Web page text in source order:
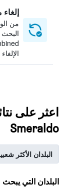
من
Smeraldo
البلدان الأكثر
البلدان التي